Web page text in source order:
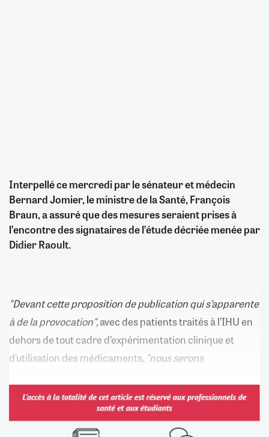
Interpellé ce mercredi par le sénateur et médecin
Bernard Jomier, le ministre de la Santé, François
Braun, a assuré que des mesures seraient prises à
l’encontre des signataires de l’étude décriée menée par
Didier Raoult.
"Devant cette proposition de publication qui s’apparente
à de la provocation",avec des patients traités à l’IHU en
dehors de tout cadre d’expérimentation clinique et
d’utilisation des médicaments, "nous serons